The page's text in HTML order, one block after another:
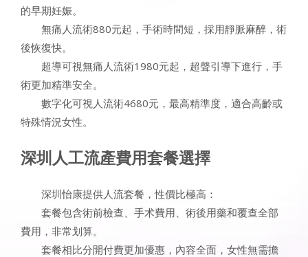
的早期妊娠。
無痛人流術880元起，手術時間短，採用靜脈麻醉，術
後恢復快。
超導可視無痛人流術1980元起，超聲引導下進行，手
術更加精準安全。
數字化可視人流術4680元，最高精準度，適合高齡或
特殊情況女性。
深圳人工流產費用套餐選擇
深圳怡康提供人流套餐，性價比極高：
套餐包含術前檢查、手术費用、術後用藥和覆查全部
費用，非常划算。
套餐相比分開付費更加優惠，內容全面，女性無需擔